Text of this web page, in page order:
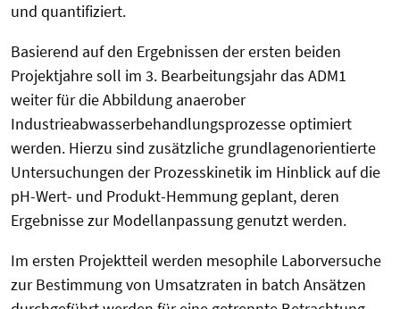
und quantifiziert.
Basierend auf den Ergebnissen der ersten beiden
Projektjahre soll im 3. Bearbeitungsjahr das ADM1
weiter für die Abbildung anaerober
Industrieabwasserbehandlungsprozesse optimiert
werden. Hierzu sind zusätzliche grundlagenorientierte
Untersuchungen der Prozesskinetik im Hinblick auf die
pH-Wert- und Produkt-Hemmung geplant, deren
Ergebnisse zur Modellanpassung genutzt werden.
Im ersten Projektteil werden mesophile Laborversuche
zur Bestimmung von Umsatzraten in batch Ansätzen